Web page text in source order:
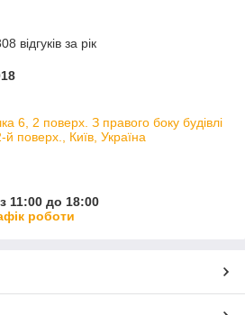
відгуків за рік
6, 2 поверх. З правого боку будівлі
й поверх., Київ, Україна
11:00 до 18:00
роботи